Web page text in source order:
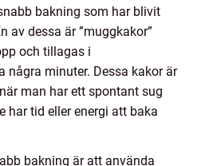
bakning som har blivit
av dessa är ”muggkakor”
och tillagas i
några minuter. Dessa kakor är
man har ett spontant sug
har tid eller energi att baka
bakning är att använda